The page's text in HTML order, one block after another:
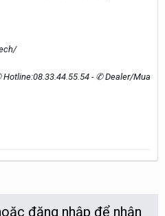
- ✆ Dealer/Mua
đăng nhập để nhận